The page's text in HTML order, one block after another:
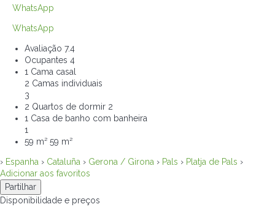
WhatsApp
WhatsApp
Avaliação 7.4
Ocupantes 4
1 Cama casal
2 Camas individuais
3
2 Quartos de dormir 2
1 Casa de banho com banheira
1
59 m² 59 m²
› Espanha › Cataluña › Gerona / Girona › Pals › Platja de Pals ›
Adicionar aos favoritos
Partilhar
Disponibilidade e preços